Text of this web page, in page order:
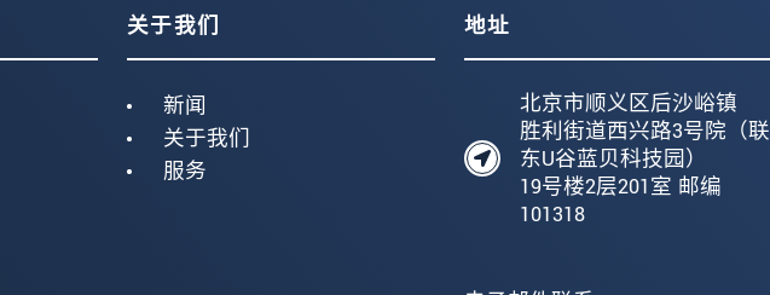
关于我们
新闻
关于我们
服务
地址
北京市顺义区后沙峪镇
胜利街道西兴路3号院（联
东U谷蓝贝科技园）
19号楼2层201室 邮编
101318